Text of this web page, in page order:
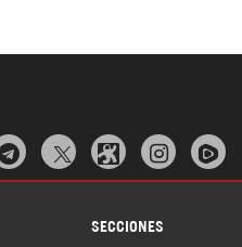
  
SECCIONES